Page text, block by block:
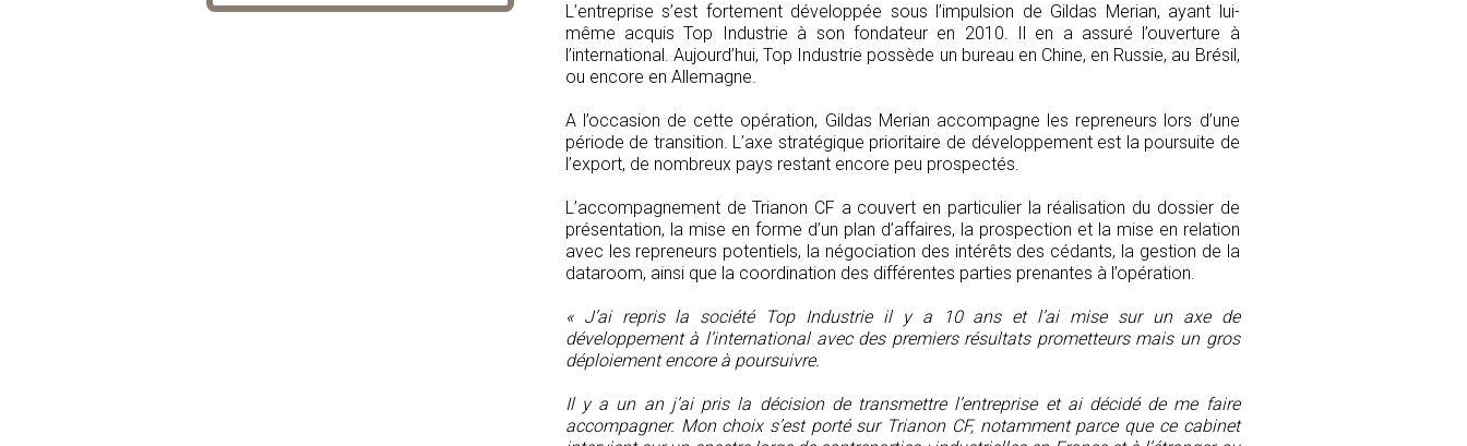
L’entreprise s’est fortement développée sous l’impulsion de Gildas Merian, ayant lui-
même acquis Top Industrie à son fondateur en 2010. Il en a assuré l’ouverture à
l’international. Aujourd’hui, Top Industrie possède un bureau en Chine, en Russie, au Brésil,
ou encore en Allemagne.
A l’occasion de cette opération, Gildas Merian accompagne les repreneurs lors d’une
période de transition. L’axe stratégique prioritaire de développement est la poursuite de
l’export, de nombreux pays restant encore peu prospectés.
L’accompagnement de Trianon CF a couvert en particulier la réalisation du dossier de
présentation, la mise en forme d’un plan d’affaires, la prospection et la mise en relation
avec les repreneurs potentiels, la négociation des intérêts des cédants, la gestion de la
dataroom, ainsi que la coordination des différentes parties prenantes à l’opération.
« J’ai repris la société Top Industrie il y a 10 ans et l’ai mise sur un axe de
développement à l’international avec des premiers résultats prometteurs mais un gros
déploiement encore à poursuivre.
Il y a un an j’ai pris la décision de transmettre l’entreprise et ai décidé de me faire
accompagner. Mon choix s’est porté sur Trianon CF, notamment parce que ce cabinet